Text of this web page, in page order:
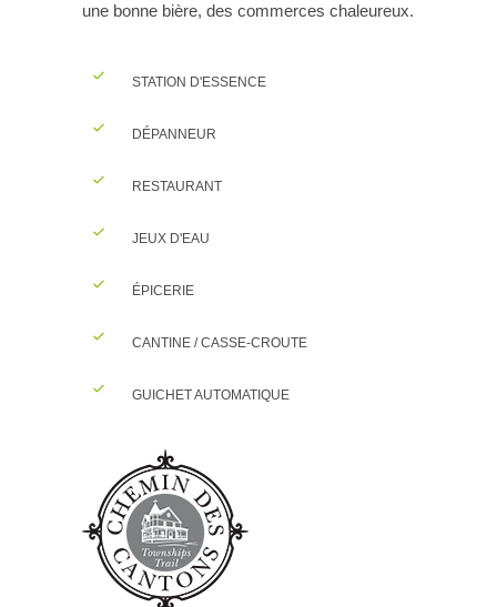
une bonne bière, des commerces chaleureux.
STATION D'ESSENCE
DÉPANNEUR
RESTAURANT
JEUX D'EAU
ÉPICERIE
CANTINE / CASSE-CROUTE
GUICHET AUTOMATIQUE